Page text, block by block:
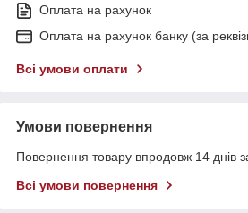
Оплата на рахунок
Оплата на рахунок банку (за
Всі умови оплати
Умови повернення
Повернення товару впродовж 14 днів
Всі умови повернення